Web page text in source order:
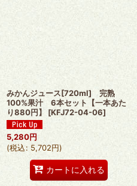
みかんジュース[720ml] 完熟
100%果汁 6本セット【一本あた
り880円】
[KFJ72-04-06]
5,280円
(税込: 5,702円)
カートに入れる